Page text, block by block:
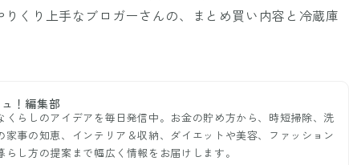
くり上手なブロガーさんの、まとめ買い内容と冷蔵庫
！編集部
くらしのアイデアを毎日発信中。お金の貯め方から、時短掃除、洗
家事の知恵、インテリア＆収納、ダイエットや美容、ファッション
らし方の提案まで幅広く情報をお届けします。